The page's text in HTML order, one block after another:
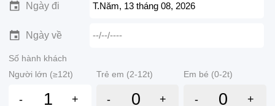
Ngày đi T.Năm, 13 tháng 08, 2026
Ngày về --/--/----
Số hành khách
Người lớn (≥12t)
Trẻ em (2-12t) Em bé (0-2t)
- + - + - +